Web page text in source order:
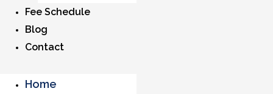
Fee Schedule
Blog
Contact
Home